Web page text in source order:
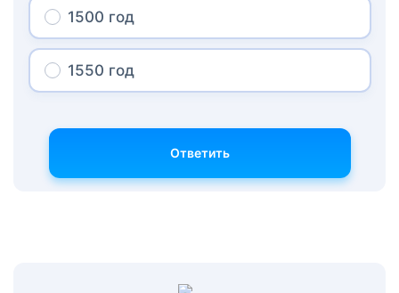
1500 год
1550 год
Ответить